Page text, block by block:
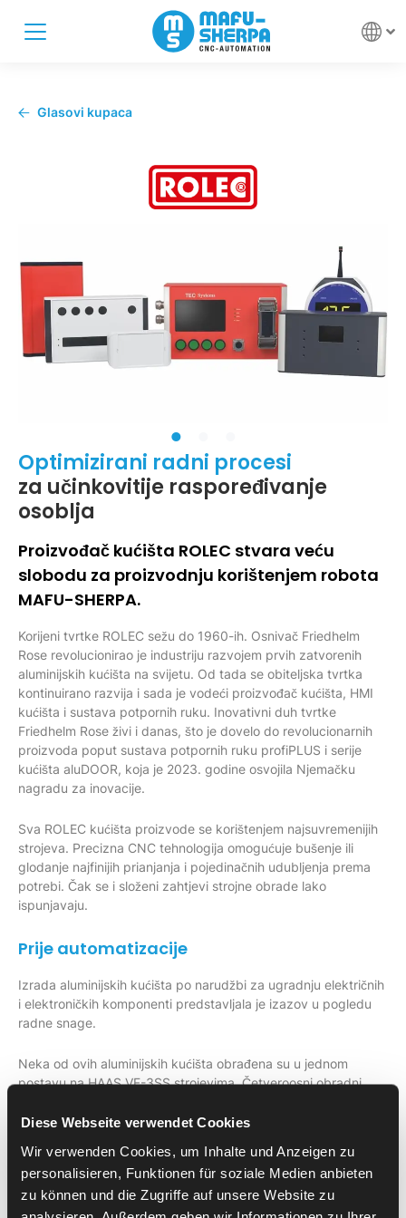
Diese Webseite verwendet Cookies
Wir verwenden Cookies, um Inhalte und Anzeigen zu
personalisieren, Funktionen für soziale Medien anbieten
zu können und die Zugriffe auf unsere Website zu
Glasovi kupaca
Optimizirani radni procesi
za učinkovitije raspoređivanje
osoblja
Proizvođač kućišta ROLEC stvara veću
slobodu za proizvodnju korištenjem robota
MAFU-SHERPA.
Korijeni tvrtke ROLEC sežu do 1960-ih. Osnivač Friedhelm
Rose revolucionirao je industriju razvojem prvih zatvorenih
aluminijskih kućišta na svijetu. Od tada se obiteljska tvrtka
kontinuirano razvija i sada je vodeći proizvođač kućišta, HMI
kućišta i sustava potpornih ruku. Inovativni duh tvrtke
Friedhelm Rose živi i danas, što je dovelo do revolucionarnih
proizvoda poput sustava potpornih ruku profiPLUS i serije
kućišta aluDOOR, koja je 2023. godine osvojila Njemačku
nagradu za inovacije.
Sva ROLEC kućišta proizvode se korištenjem najsuvremenijih
strojeva. Precizna CNC tehnologija omogućuje bušenje ili
glodanje najfinijih prianjanja i pojedinačnih udubljenja prema
potrebi. Čak se i složeni zahtjevi strojne obrade lako
ispunjavaju.
Prije automatizacije
Izrada aluminijskih kućišta po narudžbi za ugradnju električnih
i elektroničkih komponenti predstavljala je izazov u pogledu
radne snage.
Neka od ovih aluminijskih kućišta obrađena su u jednom
postavu na HAAS VF-3SS strojevima. Četveroosni obradni
četveročeljusnu steznu glavu tvrtke HWR. To je bilo potrebno
kako bi se osiguralo ROLEC-ovo obećanje vrhunske kvalitete.
Strojevi nisu imali prolaz za medij na četvrtoj osi za aktiviranje
steznog uređaja.